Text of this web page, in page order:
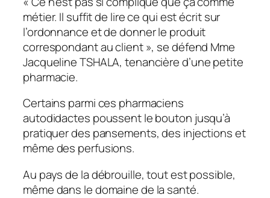
métier. Il suffit de lire ce qui est écrit sur
l’ordonnance et de donner le produit
correspondant au client », se défend Mme
Jacqueline TSHALA, tenancière d’une petite
pharmacie.
Certains parmi ces pharmaciens
autodidactes poussent le bouton jusqu’à
pratiquer des pansements, des injections et
même des perfusions.
Au pays de la débrouille, tout est possible,
même dans le domaine de la santé.